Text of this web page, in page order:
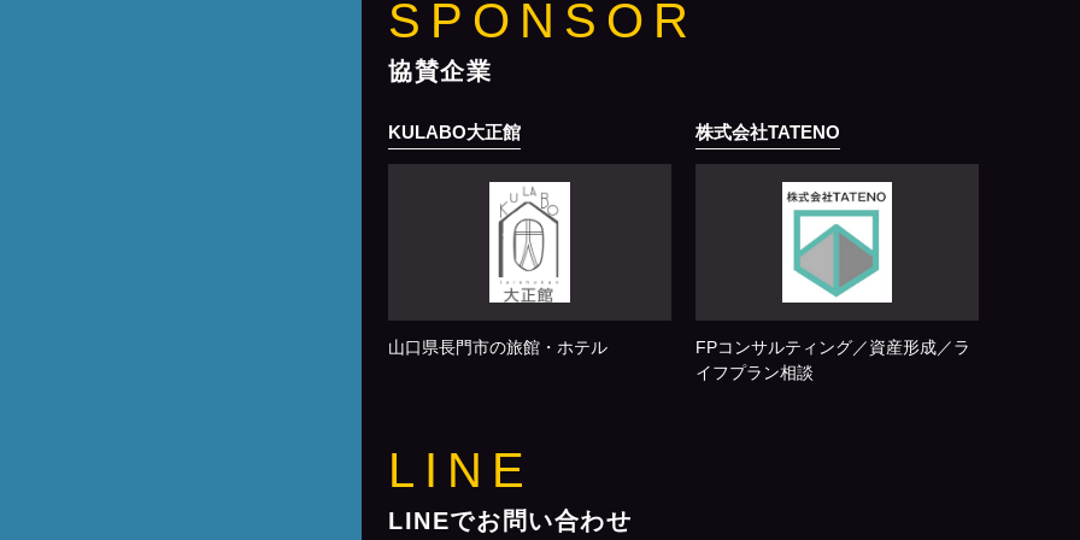
SPONSOR
協賛企業
KULABO大正館
山口県長門市の旅館・ホテル
株式会社TATENO
FPコンサルティング／資産形成／ラ
イフプラン相談
LINE
LINEでお問い合わせ